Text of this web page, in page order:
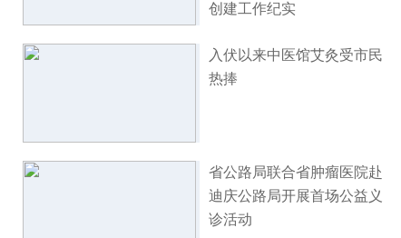
创建工作纪实
入伏以来中医馆艾灸受市民
热捧
省公路局联合省肿瘤医院赴
迪庆公路局开展首场公益义
诊活动